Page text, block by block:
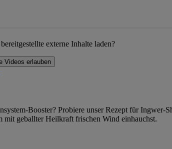
externe Inhalte laden?
Videos erlauben
Booster? Probiere unser Rezept für
mit geballter Heilkraft frischen Wind einhauchst.